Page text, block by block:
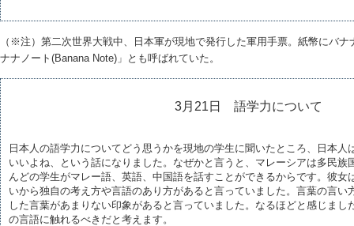
（※注）第二次世界大戦中、日本軍が現地で発行した軍用手票。紙幣にバ
ナナノート(Banana Note)」とも呼ばれていた。
3月21日 語学力について
日本人の語学力についてどう思うかを現地の学生に聞いたところ、日本人
いいよね、という話になりました。なぜかと言うと、マレーシアは多民族
んどの学生がマレー語、英語、中国語を話すことができるからです。彼女
いから独自の考え方や言語のあり方があると言っていました。言葉の言い
した言葉があまりない印象があると言っていました。なるほどと感じまし
の言語に触れるべきだと考えます。